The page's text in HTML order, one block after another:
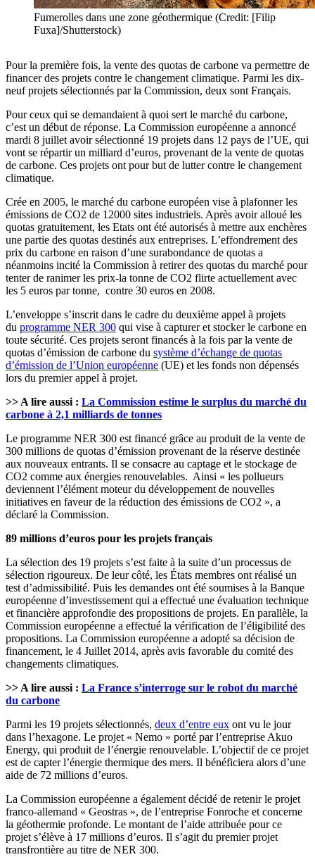
Fumerolles dans une zone géothermique (Credit: [Filip
Fuxa]/Shutterstock)
Pour la première fois, la vente des quotas de carbone va permettre de
financer des projets contre le changement climatique. Parmi les dix-
neuf projets sélectionnés par la Commission, deux sont Français.
Pour ceux qui se demandaient à quoi sert le marché du carbone,
c’est un début de réponse. La Commission européenne a annoncé
mardi 8 juillet avoir sélectionné 19 projets dans 12 pays de l’UE, qui
vont se répartir un milliard d’euros, provenant de la vente de quotas
de carbone. Ces projets ont pour but de lutter contre le changement
climatique.
Crée en 2005, le marché du carbone européen vise à plafonner les
émissions de CO2 de 12000 sites industriels. Après avoir alloué les
quotas gratuitement, les Etats ont été autorisés à mettre aux enchères
une partie des quotas destinés aux entreprises. L’effondrement des
prix du carbone en raison d’une surabondance de quotas a
néanmoins incité la Commission à retirer des quotas du marché pour
tenter de ranimer les prix-la tonne de CO2 flirte actuellement avec
les 5 euros par tonne, contre 30 euros en 2008.
L’enveloppe s’inscrit dans le cadre du deuxième appel à projets
du programme NER 300 qui vise à capturer et stocker le carbone en
toute sécurité. Ces projets seront financés à la fois par la vente de
quotas d’émission de carbone du système d’échange de quotas
d’émission de l’Union européenne (UE) et les fonds non dépensés
lors du premier appel à projet.
>> A lire aussi : La Commission estime le surplus du marché du
carbone à 2,1 milliards de tonnes
Le programme NER 300 est financé grâce au produit de la vente de
300 millions de quotas d’émission provenant de la réserve destinée
aux nouveaux entrants. Il se consacre au captage et le stockage de
CO2 comme aux énergies renouvelables. Ainsi « les pollueurs
deviennent l’élément moteur du développement de nouvelles
initiatives en faveur de la réduction des émissions de CO2 », a
déclaré la Commission.
89 millions d’euros pour les projets français
La sélection des 19 projets s’est faite à la suite d’un processus de
sélection rigoureux. De leur côté, les États membres ont réalisé un
test d’admissibilité. Puis les demandes ont été soumises à la Banque
européenne d’investissement qui a effectué une évaluation technique
et financière approfondie des propositions de projets. En parallèle, la
Commission européenne a effectué la vérification de l’éligibilité des
propositions. La Commission européenne a adopté sa décision de
financement, le 4 Juillet 2014, après avis favorable du comité des
changements climatiques.
>> A lire aussi : La France s’interroge sur le robot du marché
du carbone
Parmi les 19 projets sélectionnés, deux d’entre eux ont vu le jour
dans l’hexagone. Le projet « Nemo » porté par l’entreprise Akuo
Energy, qui produit de l’énergie renouvelable. L’objectif de ce projet
est de capter l’énergie thermique des mers. Il bénéficiera alors d’une
aide de 72 millions d’euros.
La Commission européenne a également décidé de retenir le projet
franco-allemand « Geostras », de l’entreprise Fonroche et concerne
la géothermie profonde. Le montant de l’aide attribuée pour ce
projet s’élève à 17 millions d’euros. Il s’agit du premier projet
transfrontière au titre de NER 300.